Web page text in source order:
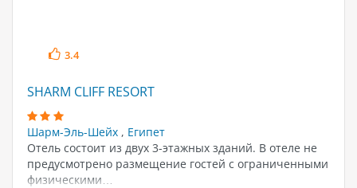
3.4
SHARM CLIFF RESORT
Шарм-Эль-Шейх , Египет
Отель состоит из двух 3-этажных зданий. В отеле не
предусмотрено размещение гостей с ограниченными
физическими…